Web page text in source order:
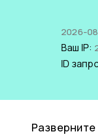
2026-
Ваш IP:
ID